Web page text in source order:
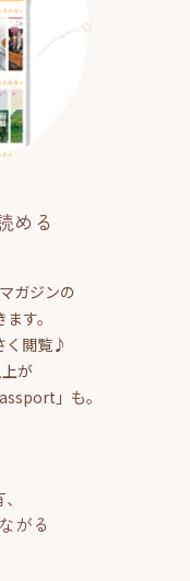
める
ガジンの
す。
く閲覧♪
が
」も。
がる